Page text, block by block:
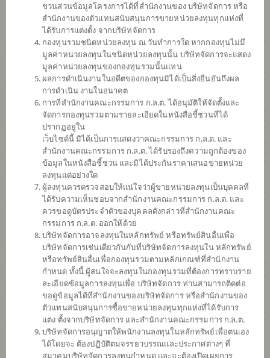
SCBGHC
กองทุนเปิดไทยพาณิชย์หุ้นโกลบอล
เฮลธ์แคร์ (ชนิดจ่ายเงินปันผล)
SCBS&P500
จ่ายเงินปันผล)
SCBDV
กองทุนเปิดไทยพาณิชย์หุ้นทุนปันผล
(ชนิดจ่ายเงินปันผล)
SCBINCA
กองทุนเปิดไทยพาณิชย์ อินคัม
(ชนิดสะสมมูลค่า)
SCBLEQA
กองทุนเปิดไทยพาณิชย์ หุ้น LOW
ชวนส่วนข้อมูลโครงการได้ที่สำนักงานของ บริษัทจัดการ หรือ
สำนักงานของตัวแทนสนับสนุนการขายหน่วยลงทุนทุกแห่งที่
ได้รับการแต่งตั้ง จากบริษัทจัดการ
กองทุนรวมชนิดหน่วยลงทุน ณ วันทำการใด หากกองทุนไม่มี
มูลค่าหน่วยลงทุนในชนิดหน่วยลงทุนนั้น บริษัทจัดการจะแสดง
มูลค่าหน่วยลงทุนของกองทุนรวมนั้นแทน
ผลการดำเนินงานในอดีตของกองทุนมิได้เป็นสิ่งยืนยันถึงผล
การดำเนิน งานในอนาคต
การที่สำนักงานคณะกรรมการ ก.ล.ต. ได้อนุมัติให้จัดตั้งและ
จัดการกองทุนรวมตามรายละเอียดในหนังสือชี้ชวนที่ได้
ปรากฏอยู่ใน
เว็บไซด์นี้ มิได้เป็นการแสดงว่าคณะกรรมการ ก.ล.ต. และ
สำนักงานคณะกรรมการ ก.ล.ต. ได้รับรองถึงความถูกต้องของ
ข้อมูลในหนังสือชี้ชวน และมิได้ประกันราคาเสนอขายหน่วย
ลงทุนแต่อย่างใด
ผู้ลงทุนควรตรวจสอบให้แน่ใจว่าผู้ขายหน่วยลงทุนเป็นบุคคลที่
ได้รับความเห็นชอบจากสำนักงานคณะกรรมการ ก.ล.ต. และ
ควรขอดูบัตรประจำตัวของบุคคลดังกล่าวที่สำนักงานคณะ
กรรมการ ก.ล.ต. ออกให้ด้วย
บริษัทจัดการอาจลงทุนในหลักทรัพย์ หรือทรัพย์สินอื่นเพื่อ
บริษัทจัดการเช่นเดียวกันกับที่บริษัทจัดการลงทุนใน หลักทรัพย์
หรือทรัพย์สินอื่นเพื่อกองทุนรวมตามหลักเกณฑ์ที่สำนักงาน
กำหนด ทั้งนี้ ผู้สนใจจะลงทุนในกองทุนรวมที่ต้องการทราบราย
ละเอียดข้อมูลการลงทุนเพื่อ บริษัทจัดการ ท่านสามารถติดต่อ
ขอดูข้อมูลได้ที่สำนักงานของบริษัทจัดการ หรือสำนักงานของ
ตัวแทนสนับสนุนการซื้อขายหน่วยลงทุนทุกแห่งที่ได้รับการ
แต่ง ตั้งจากบริษัทจัดการ และสำนักงานคณะกรรมการ ก.ล.ต.
บริษัทจัดการอนุญาตให้พนักงานลงทุนในหลักทรัพย์เพื่อตนเอง
ได้โดยจะ ต้องปฏิบัติตมจรรยาบรรณและประกาศต่างๆ ที่
สมาคมบริษัทจัดการลงทุนกำหนด และจะต้องเปิดเผยการ